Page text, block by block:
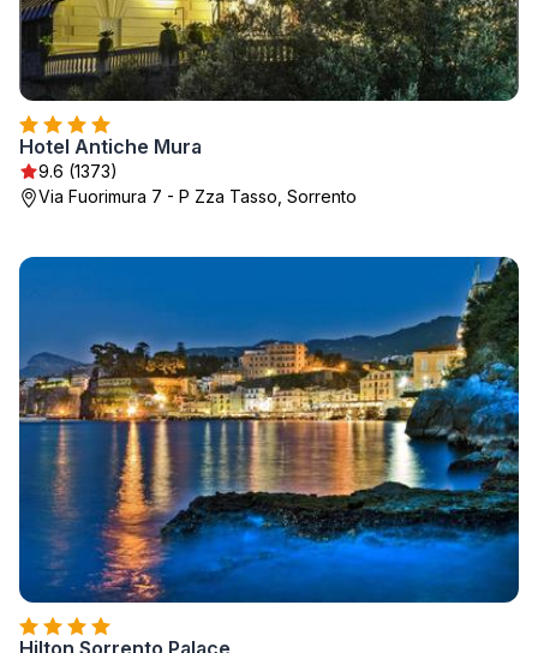
Hotel Antiche Mura
9.6 (1373)
Via Fuorimura 7 - P Zza Tasso, Sorrento
Hilton Sorrento Palace